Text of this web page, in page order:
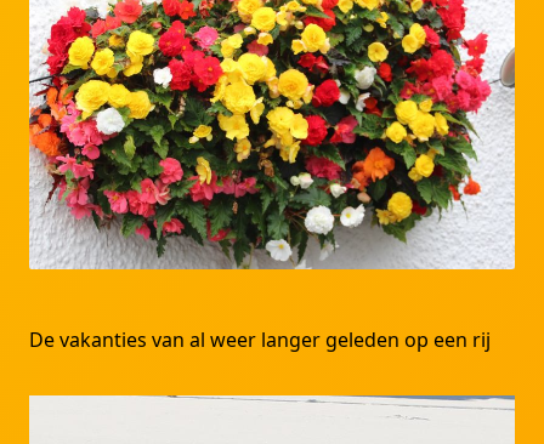
De vakanties van al weer langer geleden op een rij